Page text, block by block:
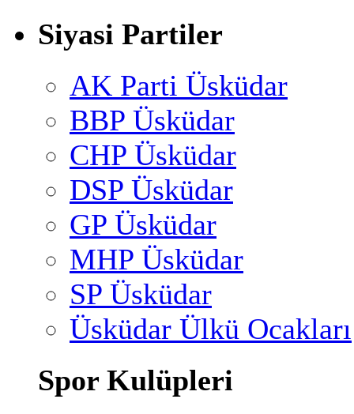
Siyasi Partiler
AK Parti Üsküdar
BBP Üsküdar
CHP Üsküdar
DSP Üsküdar
GP Üsküdar
MHP Üsküdar
SP Üsküdar
Üsküdar Ülkü Ocakları
Spor Kulüpleri